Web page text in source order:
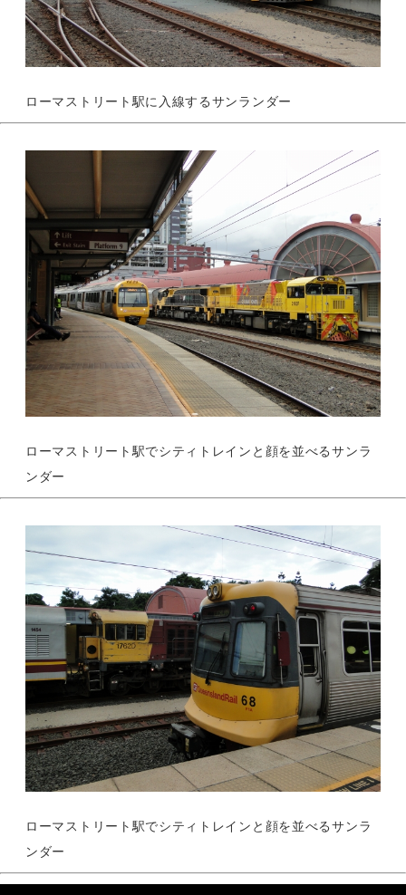
ローマストリート駅に入線するサンランダー
ローマストリート駅でシティトレインと顔を並べるサンラ
ンダー
ローマストリート駅でシティトレインと顔を並べるサンラ
ンダー